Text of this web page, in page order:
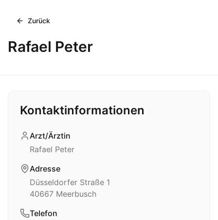
Zurück
Rafael Peter
Kontaktinformationen
Arzt/Ärztin
Rafael Peter
Adresse
Düsseldorfer Straße 1
40667 Meerbusch
Telefon